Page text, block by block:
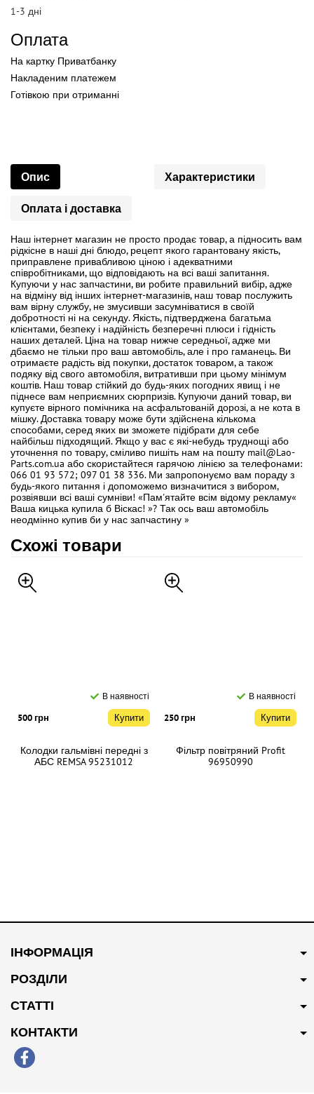
1-3 дні
Оплата
На картку Приватбанку
Накладеним платежем
Готівкою при отриманні
Опис Характеристики
Оплата і доставка
Наш інтернет магазин не просто продає товар, а підносить вам
рідкісне в наші дні блюдо, рецепт якого гарантовану якість,
приправлене привабливою ціною і адекватними
співробітниками, що відповідають на всі ваші запитання.
Купуючи у нас запчастини, ви робите правильний вибір, адже
на відміну від інших інтернет-магазинів, наш товар послужить
вам вірну службу, не змусивши засумніватися в своїй
добротності ні на секунду. Якість, підтверджена багатьма
клієнтами, безпеку і надійність безперечні плюси і гідність
наших деталей. Ціна на товар нижче середньої, адже ми
дбаємо не тільки про ваш автомобіль, але і про гаманець. Ви
отримаєте радість від покупки, достаток товаром, а також
подяку від свого автомобіля, витративши при цьому мінімум
коштів. Наш товар стійкий до будь-яких погодних явищ і не
піднесе вам неприємних сюрпризів. Купуючи даний товар, ви
купуєте вірного помічника на асфальтованій дорозі, а не кота в
мішку. Доставка товару може бути здійснена кількома
способами, серед яких ви зможете підібрати для себе
найбільш підходящий. Якщо у вас є які-небудь труднощі або
уточнення по товару, сміливо пишіть нам на пошту mail@Lao-
Parts.com.ua або скористайтеся гарячою лінією за телефонами:
066 01 93 572; 097 01 38 336. Ми запропонуємо вам пораду з
будь-якого питання і допоможемо визначитися з вибором,
розвіявши всі ваші сумніви! «Пам'ятайте всім відому рекламу«
Ваша кицька купила б Віскас! »? Так ось ваш автомобіль
неодмінно купив би у нас запчастину »
Схожі товари
В наявності
500 грн Купити
Колодки гальмівні передні з
АБС REMSA 95231012
В наявності
250 грн Купити
Фільтр повітряний Profit
96950990
300 грн Купити
Сайлентблок переднього
1700 грн Купити
ІНФОРМАЦІЯ
РОЗДІЛИ
СТАТТІ
КОНТАКТИ